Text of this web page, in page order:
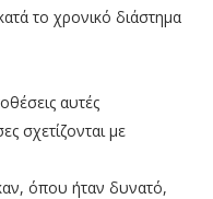
το χρονικό διάστημα
αυτές
σχετίζονται με
όπου ήταν δυνατό,